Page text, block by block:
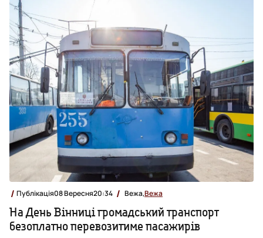
Публікація08 Вересня20:34 Вежа,Вежа
На День Вінниці громадський транспорт
безоплатно перевозитиме пасажирів